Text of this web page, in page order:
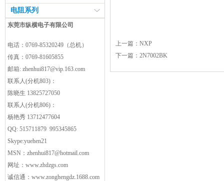
电阻系列
东莞市纵横电子有限公司
电话：0769-85320249（总机）
传真：0769-81605855
邮箱: zhenhui817@vip.163.com
联系人(分机803)：
陈晓生 13825727050
联系人(分机806)：
杨艳秀 13712477604
QQ: 515711879 995345865
Skype:yuehen21
MSN： zhenhui817@hotmail.com
网址： www.zhdzgs.com
诚信通： www.zonghengdz.1688.com
上一篇： NXP
下一篇： 2N7002BK